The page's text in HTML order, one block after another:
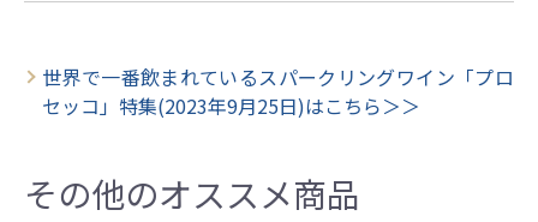
世界で一番飲まれているスパークリングワイン「プロ
セッコ」特集(2023年9月25日)はこちら＞＞
その他のオススメ商品